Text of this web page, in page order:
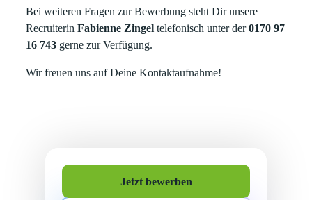
Bei weiteren Fragen zur Bewerbung steht Dir unsere
RecruiterinFabienne Zingel telefonisch unter der0170 97
16 743 gerne zur Verfügung.
Wir freuen uns auf Deine Kontaktaufnahme!
Jetzt bewerben